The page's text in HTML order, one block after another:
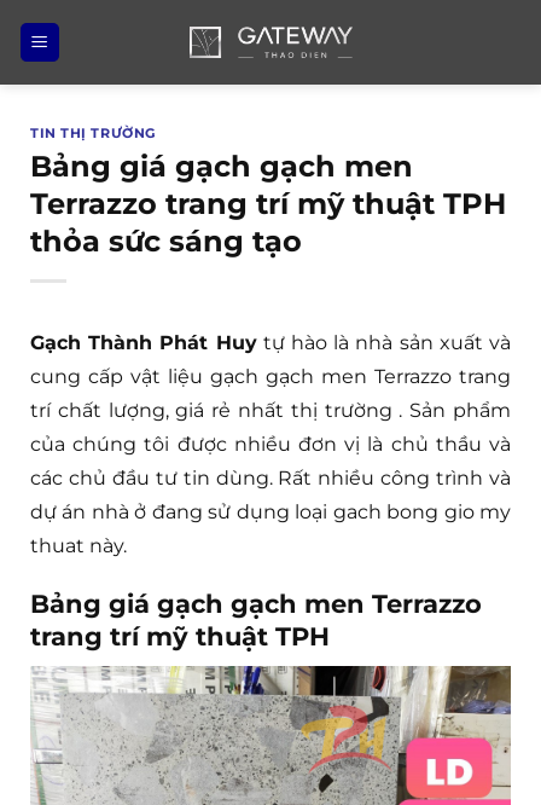
qua
nội
TIN THỊ TRƯỜNG
Bảng giá gạch gạch men
Terrazzo trang trí mỹ thuật TPH
thỏa sức sáng tạo
Gạch Thành Phát Huytự hào là nhà sản xuất và
cung cấp vật liệu gạch gạch men Terrazzo trang
trí chất lượng, giá rẻ nhất thị trường . Sản phẩm
của chúng tôi được nhiều đơn vị là chủ thầu và
các chủ đầu tư tin dùng. Rất nhiều công trình và
dự án nhà ở đang sử dụng loại gach bong gio my
thuat này.
Bảng giá gạch gạch men Terrazzo
trang trí mỹ thuật TPH